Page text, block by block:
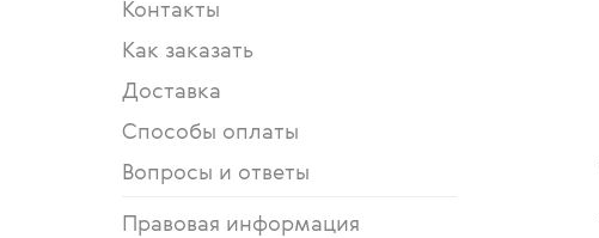
Контакты
Как заказать
Доставка
Способы оплаты
Вопросы и ответы
Правовая информация